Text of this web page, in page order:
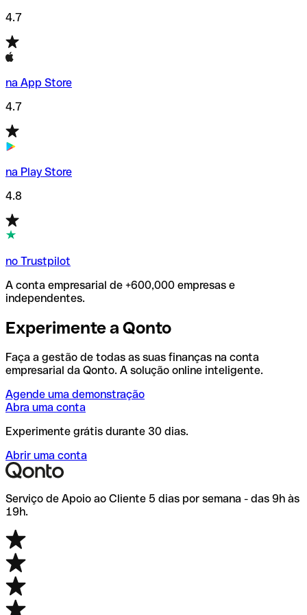
4.7
na App Store
4.7
na Play Store
4.8
no Trustpilot
A conta empresarial de +600,000 empresas e
independentes.
Experimente a Qonto
Faça a gestão de todas as suas finanças na conta
empresarial da Qonto. A solução online inteligente.
Agende uma demonstração
Abra uma conta
Experimente grátis durante 30 dias.
Abrir uma conta
Serviço de Apoio ao Cliente 5 dias por semana - das 9h às
19h.